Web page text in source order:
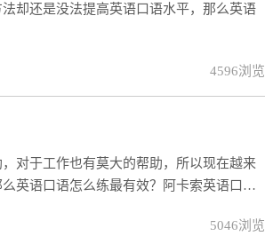
却还是没法提高英语口语水平，那么英语
4596浏览
对于工作也有莫大的帮助，所以现在越来
英语口语怎么练最有效？阿卡索英语口语
5046浏览